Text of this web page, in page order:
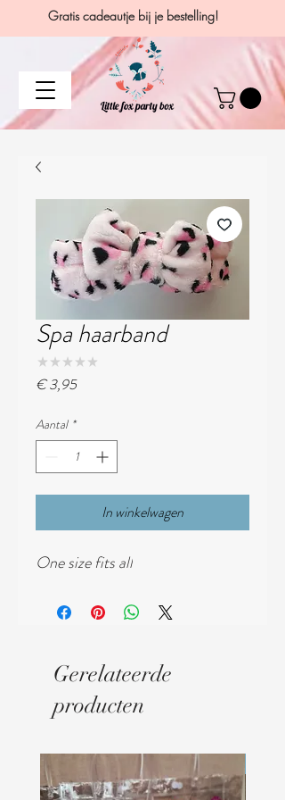
Gratis cadeautje bij je bestelling!
Spa haarband
★ ★ ★ ★ ★
€ 3,95Prijs
Aantal *
In winkelwagen
One size fits all
Gerelateerde
producten